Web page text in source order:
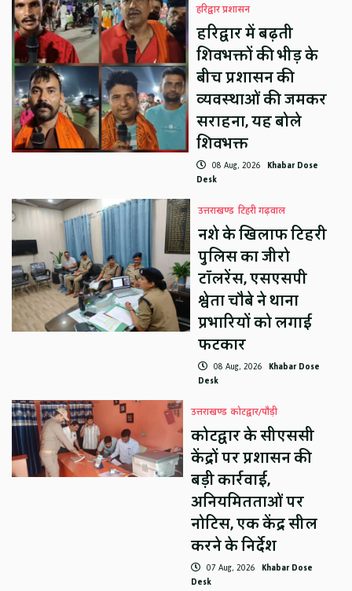
हरिद्वार प्रशासन
हरिद्वार में बढ़ती
शिवभक्तों की भीड़ के
बीच प्रशासन की
व्यवस्थाओं की जमकर
सराहना, यह बोले
शिवभक्त
08 Aug, 2026 Khabar Dose
Desk
उत्तराखण्ड टिहरी गढ़वाल
नशे के खिलाफ टिहरी
पुलिस का जीरो
टॉलरेंस, एसएसपी
श्वेता चौबे ने थाना
प्रभारियों को लगाई
फटकार
08 Aug, 2026 Khabar Dose
Desk
उत्तराखण्ड कोटद्वार/पौड़ी
कोटद्वार के सीएससी
केंद्रों पर प्रशासन की
बड़ी कार्रवाई,
अनियमितताओं पर
नोटिस, एक केंद्र सील
करने के निर्देश
07 Aug, 2026 Khabar Dose
Desk